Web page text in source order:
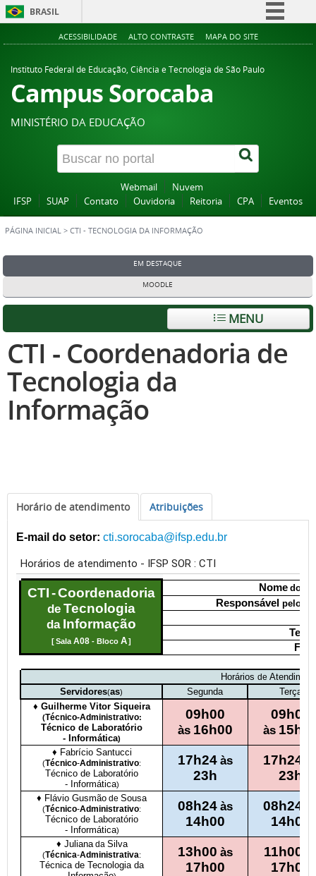
BRASIL
Simplifique!
Acesso à informação
Canais
ACESSIBILIDADE ALTO CONTRASTE MAPA DO SITE
Instituto Federal de Educação, Ciência e Tecnologia de São Paulo
Campus Sorocaba
MINISTÉRIO DA EDUCAÇÃO
Webmail
Nuvem
IFSP
SUAP Contato Ouvidoria Reitoria CPA Eventos
PÁGINA INICIAL > CTI - TECNOLOGIA DA INFORMAÇÃO
EM DESTAQUE
MOODLE
MENU
CTI - Coordenadoria de
Tecnologia da
Informação
Horário de atendimento Atribuições
E-mail do setor: cti.sorocaba@ifsp.edu.br